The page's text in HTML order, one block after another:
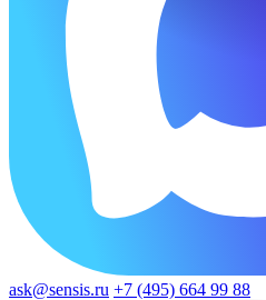
ask@sensis.ru +7 (495) 664 99 88